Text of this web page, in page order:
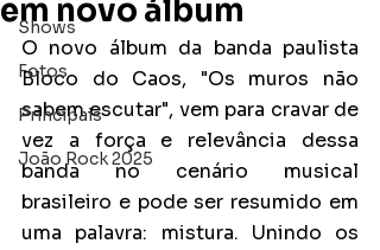
Shows
Fotos
Principais
João Rock 2025
em novo álbum
O novo álbum da banda paulista
Bloco do Caos, "Os muros não
sabem escutar", vem para cravar de
vez a força e relevância dessa
banda no cenário musical
brasileiro e pode ser resumido em
uma palavra: mistura. Unindo os